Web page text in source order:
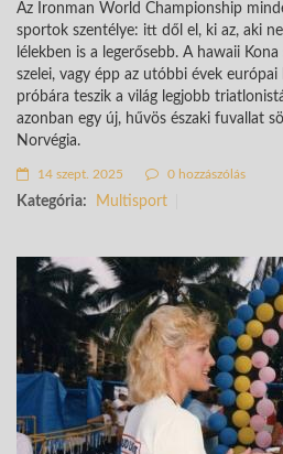
Az Ironman World Championship
sportok szentélye: itt dől el, ki az, aki
lélekben is a legerősebb. A hawaii
szelei, vagy épp az utóbbi évek európai
próbára teszik a világ legjobb
azonban egy új, hűvös északi fuvallat
Norvégia.
14 szept. 2025 0 hozzászólás
Kategória: Multisport